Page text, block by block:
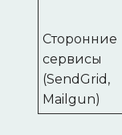
Сторонние
сервисы
(SendGrid,
Mailgun)